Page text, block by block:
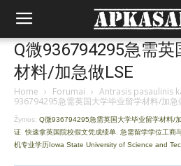
Q微936794295急需
材料/加急做LSE
Home › Forumai › Antrasis pasaulinis
936794295急需英国大学毕业留学材料/加急
Žymos: Q微936794295急需英国大学毕业留学材料/
证 快速拿英国院校假文凭成绩单 急需留学学位工商
机专业学历Iowa State University of Science and